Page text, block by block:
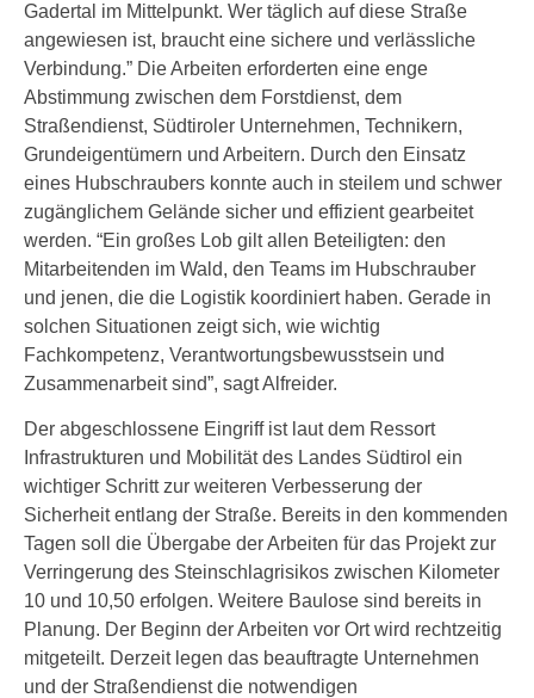
Gadertal im Mittelpunkt. Wer täglich auf diese Straße
angewiesen ist, braucht eine sichere und verlässliche
Verbindung.” Die Arbeiten erforderten eine enge
Abstimmung zwischen dem Forstdienst, dem
Straßendienst, Südtiroler Unternehmen, Technikern,
Grundeigentümern und Arbeitern. Durch den Einsatz
eines Hubschraubers konnte auch in steilem und schwer
zugänglichem Gelände sicher und effizient gearbeitet
werden. “Ein großes Lob gilt allen Beteiligten: den
Mitarbeitenden im Wald, den Teams im Hubschrauber
und jenen, die die Logistik koordiniert haben. Gerade in
solchen Situationen zeigt sich, wie wichtig
Fachkompetenz, Verantwortungsbewusstsein und
Zusammenarbeit sind”, sagt Alfreider.
Der abgeschlossene Eingriff ist laut dem Ressort
Infrastrukturen und Mobilität des Landes Südtirol ein
wichtiger Schritt zur weiteren Verbesserung der
Sicherheit entlang der Straße. Bereits in den kommenden
Tagen soll die Übergabe der Arbeiten für das Projekt zur
Verringerung des Steinschlagrisikos zwischen Kilometer
10 und 10,50 erfolgen. Weitere Baulose sind bereits in
Planung. Der Beginn der Arbeiten vor Ort wird rechtzeitig
mitgeteilt. Derzeit legen das beauftragte Unternehmen
und der Straßendienst die notwendigen